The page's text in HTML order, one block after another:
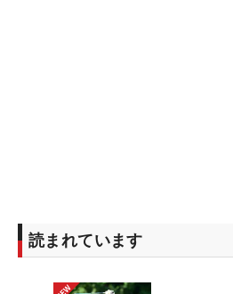
葉をシェアできて、すごくう
シャトルバスに乗って約5分の
読まれています